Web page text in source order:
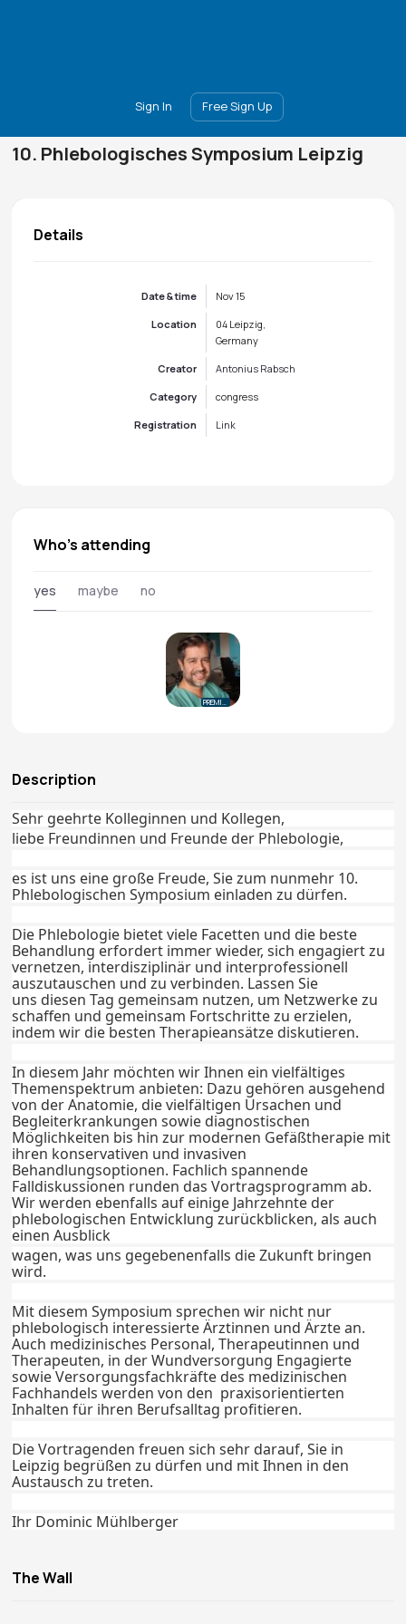
Sign In Free Sign Up
10. Phlebologisches Symposium Leipzig
Details
Date & time Nov 15
Location
04 Leipzig,
Germany
Creator Antonius Rabsch
Category congress
Registration Link
Who's attending
yes maybe no
Description
Sehr geehrte Kolleginnen und Kollegen,
liebe Freundinnen und Freunde der Phlebologie,
es ist uns eine große Freude, Sie zum nunmehr 10.
Phlebologischen Symposium einladen zu dürfen.
Die Phlebologie bietet viele Facetten und die beste
Behandlung erfordert immer wieder, sich engagiert zu
vernetzen, interdisziplinär und interprofessionell
auszutauschen und zu verbinden. Lassen Sie
uns diesen Tag gemeinsam nutzen, um Netzwerke zu
schaffen und gemeinsam Fortschritte zu erzielen,
indem wir die besten Therapieansätze diskutieren.
In diesem Jahr möchten wir Ihnen ein vielfältiges
Themenspektrum anbieten: Dazu gehören ausgehend
von der Anatomie, die vielfältigen Ursachen und
Begleiterkrankungen sowie diagnostischen
Möglichkeiten bis hin zur modernen Gefäßtherapie mit
ihren konservativen und invasiven
Behandlungsoptionen. Fachlich spannende
Falldiskussionen runden das Vortragsprogramm ab.
Wir werden ebenfalls auf einige Jahrzehnte der
phlebologischen Entwicklung zurückblicken, als auch
einen Ausblick
wagen, was uns gegebenenfalls die Zukunft bringen
wird.
Mit diesem Symposium sprechen wir nicht nur
phlebologisch interessierte Ärztinnen und Ärzte an.
Auch medizinisches Personal, Therapeutinnen und
Therapeuten, in der Wundversorgung Engagierte
sowie Versorgungsfachkräfte des medizinischen
Fachhandels werden von den praxisorientierten
Inhalten für ihren Berufsalltag profitieren.
Die Vortragenden freuen sich sehr darauf, Sie in
Leipzig begrüßen zu dürfen und mit Ihnen in den
Austausch zu treten.
Ihr Dominic Mühlberger
The Wall